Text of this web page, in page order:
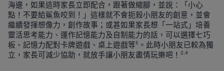
海邊，如果這時家長立即配合，跟著做縮腳，並說：「小心
點！不要給鯊魚咬到！」這樣就不會扼殺小朋友的創意，並會
繼續發揮想像力，創作故事；或甚如果家長想「一站式」培養
靈活思考能力、運作記憶能力及自制能力的話，可以選擇七巧
板、記憶力配對卡牌遊戲、桌上遊戲等5 。此時小朋友已較為獨
立，家長可減少協助，就放手讓小朋友盡情玩樂吧！
2,4